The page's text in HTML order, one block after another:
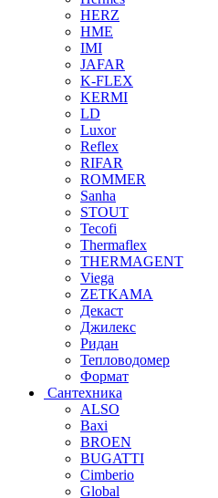
HERZ
HME
IMI
JAFAR
K-FLEX
KERMI
LD
Luxor
Reflex
RIFAR
ROMMER
Sanha
STOUT
Tecofi
Thermaflex
THERMAGENT
Viega
ZETKAMA
Декаст
Джилекс
Ридан
Тепловодомер
Формат
Сантехника
ALSO
Baxi
BROEN
BUGATTI
Cimberio
Global